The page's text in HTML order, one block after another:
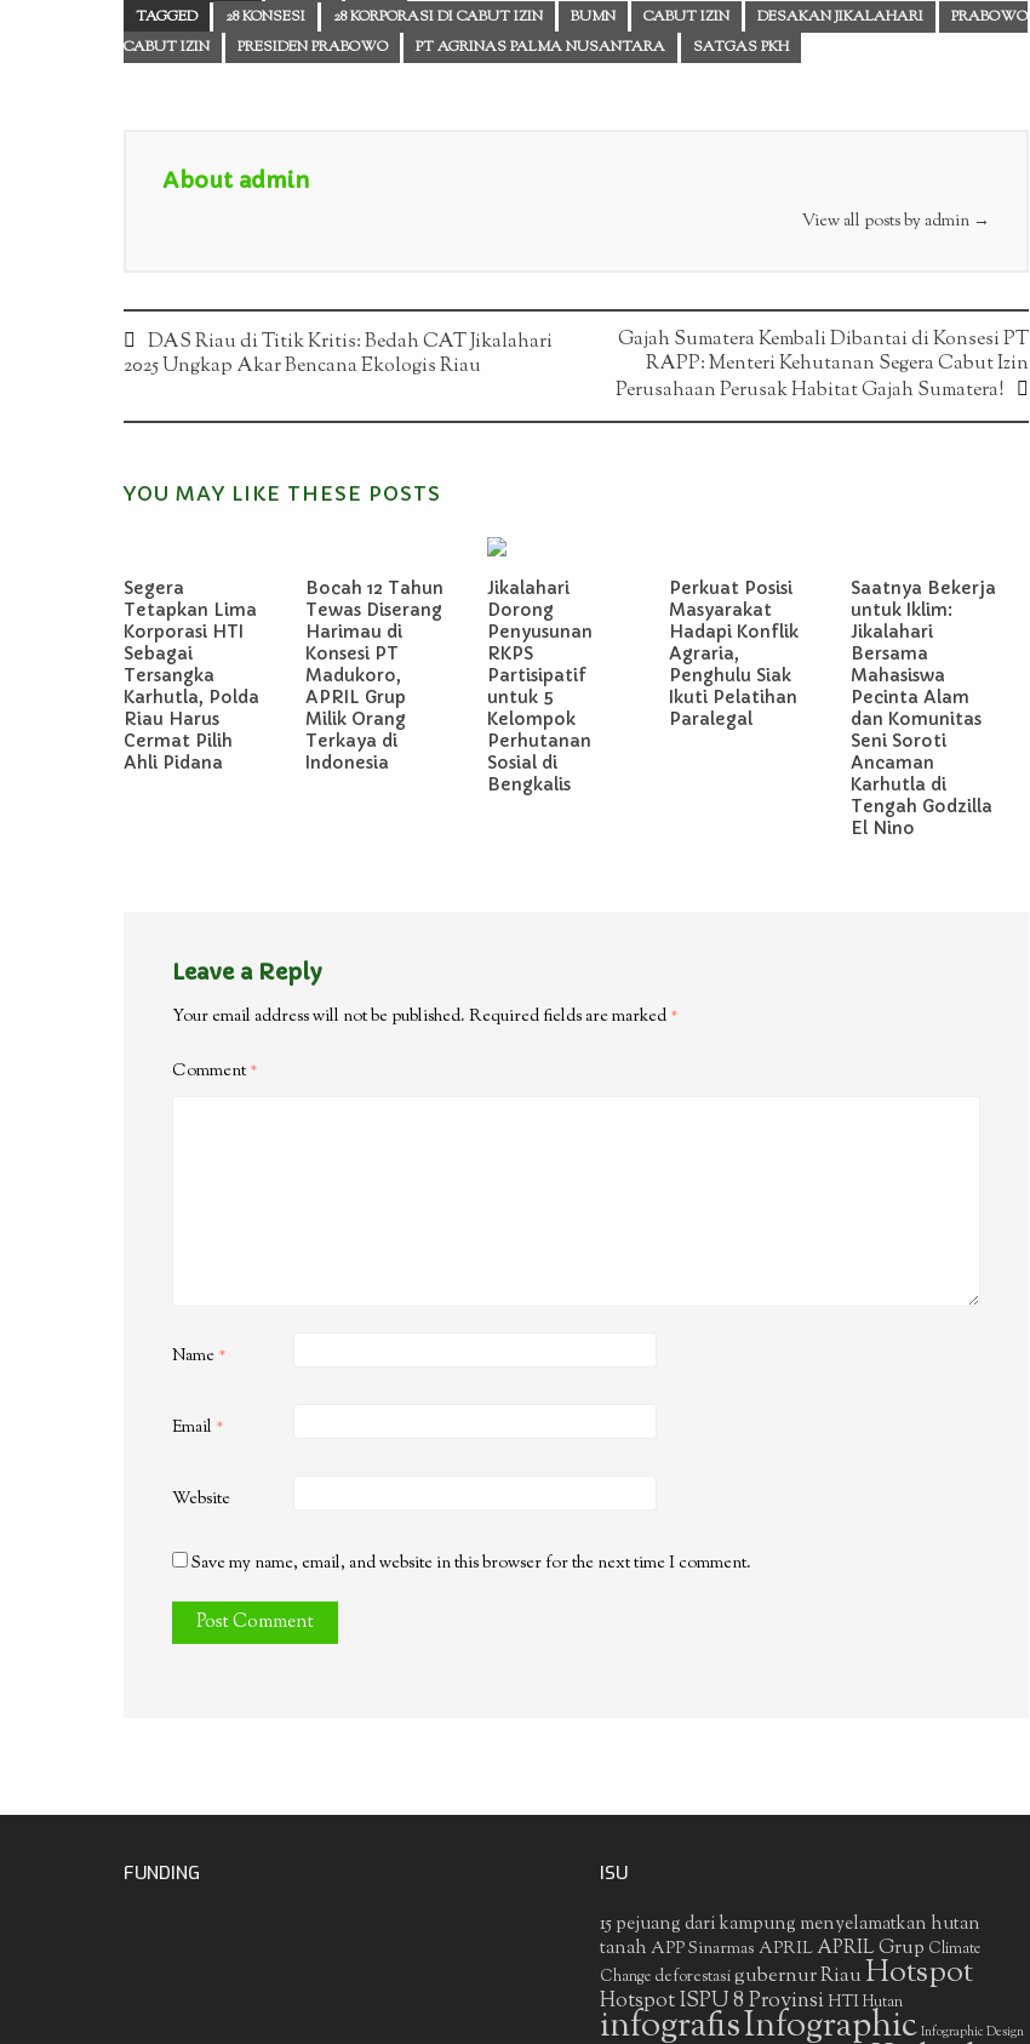
TAGGED
28 KONSESI 28 KORPORASI DI CABUT IZIN BUMN CABUT IZIN DESAKAN JIKALAHARI
PRABOWO
CABUT IZIN
PRESIDEN PRABOWO PT AGRINAS PALMA NUSANTARA SATGAS PKH
About admin
View all posts by admin →
Post
navigation
DAS Riau di Titik Kritis: Bedah CAT Jikalahari
2025 Ungkap Akar Bencana Ekologis Riau
Gajah Sumatera Kembali Dibantai di Konsesi PT
RAPP: Menteri Kehutanan Segera Cabut Izin
Perusahaan Perusak Habitat Gajah Sumatera!
YOU MAY LIKE THESE POSTS
Segera
Tetapkan Lima
Korporasi HTI
Sebagai
Tersangka
Karhutla, Polda
Riau Harus
Cermat Pilih
Ahli Pidana
Bocah 12 Tahun
Tewas Diserang
Harimau di
Konsesi PT
Madukoro,
APRIL Grup
Milik Orang
Terkaya di
Indonesia
Jikalahari
Dorong
Penyusunan
RKPS
Partisipatif
untuk 5
Kelompok
Perhutanan
Sosial di
Bengkalis
Perkuat Posisi
Masyarakat
Hadapi Konflik
Agraria,
Penghulu Siak
Ikuti Pelatihan
Paralegal
Saatnya Bekerja
untuk Iklim:
Jikalahari
Bersama
Mahasiswa
Pecinta Alam
dan Komunitas
Seni Soroti
Ancaman
Karhutla di
Tengah Godzilla
El Nino
Leave a Reply
Your email address will not be published. Required fields are marked *
Comment*
Name *
Email *
Website
Save my name, email, and website in this browser for the next time I comment.
FUNDING ISU
15 pejuang dari kampung menyelamatkan hutan
tanah APP Sinarmas APRIL APRIL Grup Climate
Change deforestasigubernur RiauHotspot
Hotspot ISPU 8 ProvinsiHTIHutan
infografisInfographic Infographic Design